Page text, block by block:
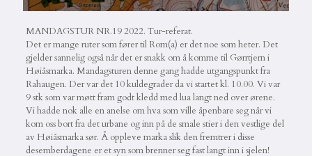
MANDAGSTUR NR.19 2022. Tur-referat.
Det er mange ruter som fører til Rom(a) er det noe som heter. Det
gjelder sannelig også når det er snakk om å komme til Gørrtjern i
Høiåsmarka. Mandagsturen denne gang hadde utgangspunkt fra
Rahaugen. Der var det 10 kuldegrader da vi startet kl. 10.00. Vi var
9 stk som var møtt fram godt kledd med lua langt ned over ørene.
Vi hadde nok alle en anelse om hva som ville åpenbare seg når vi
kom oss bort fra det urbane og inn på de smale stier i den vestlige del
av Høiåsmarka sør. Å oppleve marka slik den fremtrer i disse
desemberdagene er et syn som brenner seg fast langt inn i sjelen!